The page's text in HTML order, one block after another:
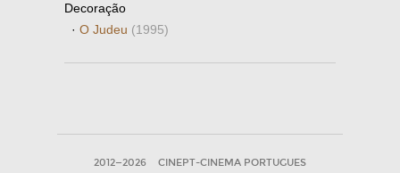
Decoração
· O Judeu (1995)
2012—2026 CINEPT-CINEMA PORTUGUES